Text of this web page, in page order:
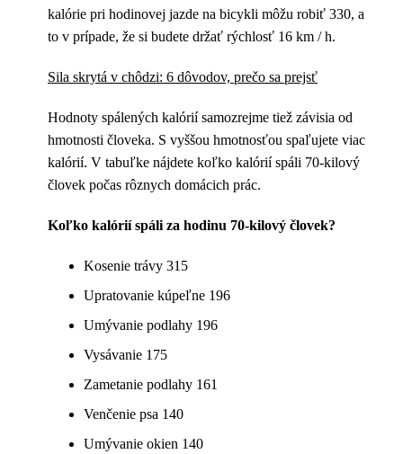
kalórie pri hodinovej jazde na bicykli môžu robiť 330, a
to v prípade, že si budete držať rýchlosť 16 km / h.
Sila skrytá v chôdzi: 6 dôvodov, prečo sa prejsť
Hodnoty spálených kalórií samozrejme tiež závisia od
hmotnosti človeka. S vyššou hmotnosťou spaľujete viac
kalórií. V tabuľke nájdete koľko kalórií spáli 70-kilový
človek počas rôznych domácich prác.
Koľko kalórií spáli za hodinu 70-kilový človek?
Kosenie trávy 315
Upratovanie kúpeľne 196
Umývanie podlahy 196
Vysávanie 175
Zametanie podlahy 161
Venčenie psa 140
Umývanie okien 140